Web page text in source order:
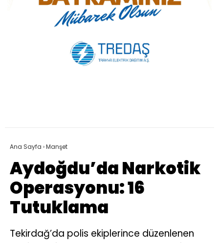
Ana Sayfa ›Manşet
Aydoğdu’da Narkotik
Operasyonu: 16
Tutuklama
Tekirdağ’da polis ekiplerince düzenlenen